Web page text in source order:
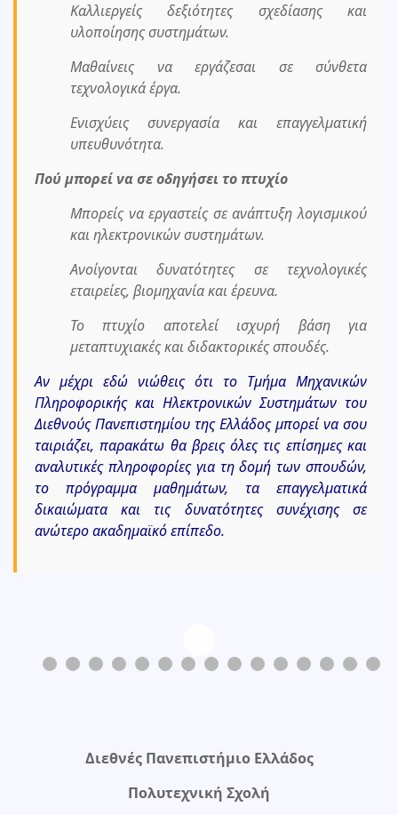
Καλλιεργείς δεξιότητες σχεδίασης και
υλοποίησης συστημάτων.
Μαθαίνεις να εργάζεσαι σε σύνθετα
τεχνολογικά έργα.
Ενισχύεις συνεργασία και επαγγελματική
υπευθυνότητα.
Πού μπορεί να σε οδηγήσει το πτυχίο
Μπορείς να εργαστείς σε ανάπτυξη λογισμικού
και ηλεκτρονικών συστημάτων.
Ανοίγονται δυνατότητες σε τεχνολογικές
εταιρείες, βιομηχανία και έρευνα.
Το πτυχίο αποτελεί ισχυρή βάση για
μεταπτυχιακές και διδακτορικές σπουδές.
Αν μέχρι εδώ νιώθεις ότι το Τμήμα Μηχανικών
Πληροφορικής και Ηλεκτρονικών Συστημάτων του
Διεθνούς Πανεπιστημίου της Ελλάδος μπορεί να σου
ταιριάζει, παρακάτω θα βρεις όλες τις επίσημες και
αναλυτικές πληροφορίες για τη δομή των σπουδών,
το πρόγραμμα μαθημάτων, τα επαγγελματικά
δικαιώματα και τις δυνατότητες συνέχισης σε
ανώτερο ακαδημαϊκό επίπεδο.
Διεθνές Πανεπιστήμιο Ελλάδος
Πολυτεχνική Σχολή